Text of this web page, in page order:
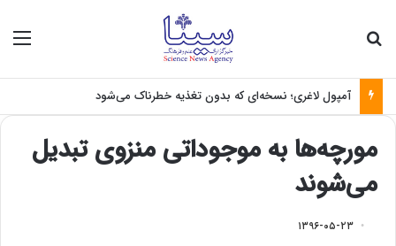
آمپول لاغری؛ نسخه‌ای که بدون تغذیه خطرناک می‌شود
مورچه‌ها به موجوداتی منزوی تبدیل
می‌شوند
۱۳۹۶-۰۵-۲۳